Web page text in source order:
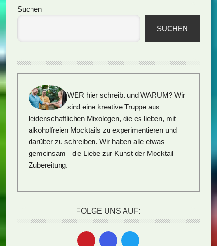
Seitenspalte
Suchen
SUCHEN
WER hier schreibt und WARUM? Wir
sind eine kreative Truppe aus
leidenschaftlichen Mixologen, die es lieben, mit
alkoholfreien Mocktails zu experimentieren und
darüber zu schreiben. Wir haben alle etwas
gemeinsam - die Liebe zur Kunst der Mocktail-
Zubereitung.
FOLGE UNS AUF: